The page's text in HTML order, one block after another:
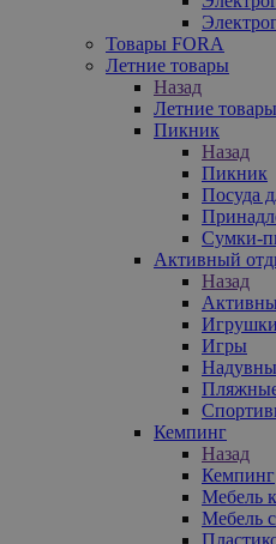
Товары FORA
Летние товары
Назад
Летние товары
Пикник
Назад
Пикник
Посуда
Сумки-
Активный
Назад
Игры
Кемпинг
Назад
Кемпинг
Мебель
Мебель